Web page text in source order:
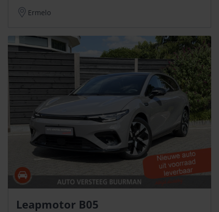
Ermelo
Leapmotor B05